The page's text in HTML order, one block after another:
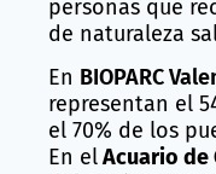
personas que
de naturaleza
En BIOPARC
representan el
el 70% de los
En elAcuario de